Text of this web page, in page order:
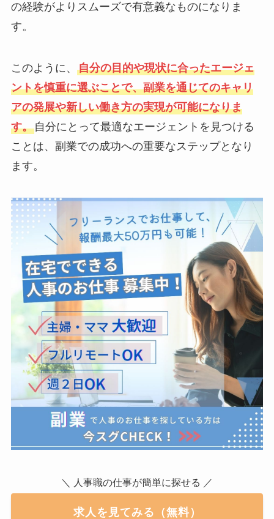
の経験がよりスムーズで有意義なものになりま
す。
このように、 自分の目的や現状に合ったエージェ
ントを慎重に選ぶことで、副業を通じてのキャリ
アの発展や新しい働き方の実現が可能になりま
す。自分にとって最適なエージェントを見つける
ことは、副業での成功への重要なステップとなり
ます。
＼ 人事職の仕事が簡単に探せる ／
求人を見てみる（無料）